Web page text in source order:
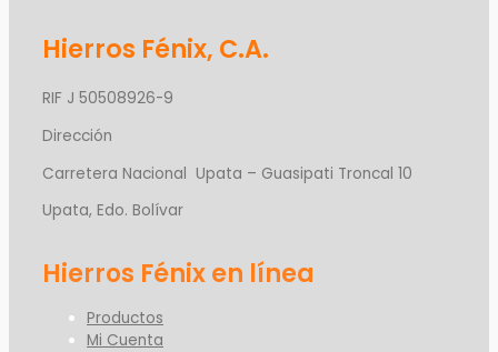
Hierros Fénix, C.A.
RIF J 50508926-9
Dirección
Carretera Nacional Upata – Guasipati Troncal 10
Upata, Edo. Bolívar
Productos
Mi Cuenta